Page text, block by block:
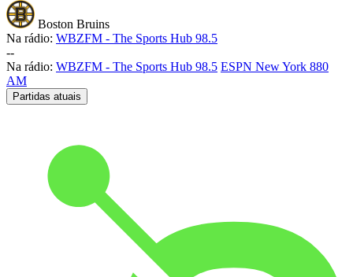
Boston Bruins
Na rádio: WBZFM - The Sports Hub 98.5
--
Na rádio: WBZFM - The Sports Hub 98.5 ESPN New York 880
AM
Partidas atuais